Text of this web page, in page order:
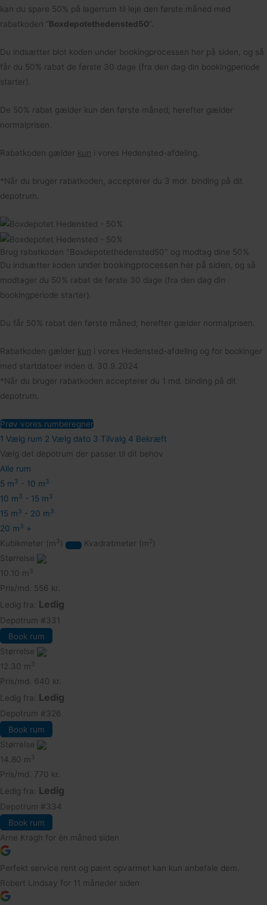
kan du spare 50% på lagerrum til leje den første måned med
rabatkoden “Boxdepotethedensted50“.
Du indsætter blot koden under bookingprocessen her på siden, og så
får du 50% rabat de første 30 dage (fra den dag din bookingperiode
starter).
De 50% rabat gælder kun den første måned; herefter gælder
normalprisen.
Rabatkoden gælder kun i vores Hedensted-afdeling.
*Når du bruger rabatkoden, accepterer du 3 mdr. binding på dit
depotrum.
Brug rabatkoden "Boxdepotethedensted50" og modtag dine 50%
Du indsætter koden under bookingprocessen her på siden , og så
modtager du 50% rabat de første 30 dage (fra den dag din
bookingperiode starter).
Du får 50% rabat den første måned; herefter gælder normalprisen.
Rabatkoden gælder kun i vores Hedensted-afdeling og for bookinger
med startdatoer inden d. 30.9.2024
*Når du bruger rabatkoden accepterer du 1 md. binding på dit
depotrum.
Prøv vores rumberegner
1 Vælg rum 2 Vælg dato 3 Tilvalg 4 Bekræft
Vælg det depotrum der passer til dit behov
Alle rum
5 m3 - 10 m3
10 m3 - 15 m3
15 m3 - 20 m3
20 m3 +
Kubikmeter (m3 ) Kvadratmeter (m2)
Størrelse
10.10 m3
Pris/md.
556 kr.
Ledig fra: Ledig
Depotrum #331
Book rum
Størrelse
12.30 m3
Pris/md.
640 kr.
Ledig fra: Ledig
Depotrum #326
Book rum
Størrelse
14.80 m3
Pris/md.
770 kr.
Ledig fra: Ledig
Depotrum #334
Book rum
Arne Kragh for én måned siden
Perfekt service rent og pænt opvarmet kan kun anbefale dem.
Robert Lindsay for 11 måneder siden